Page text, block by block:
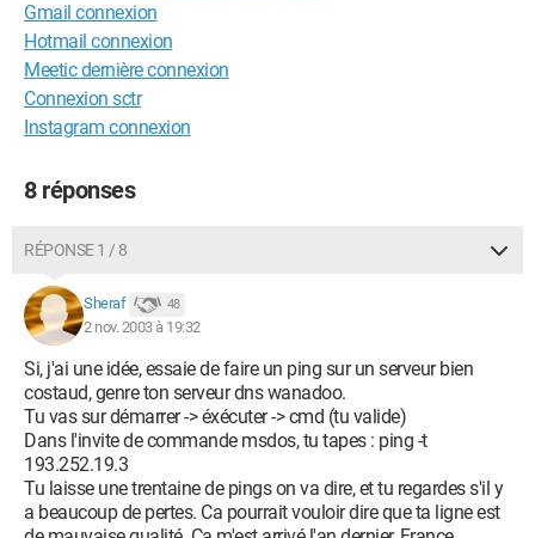
Gmail connexion
Hotmail connexion
Meetic dernière connexion
Connexion sctr
Instagram connexion
8 réponses
RÉPONSE 1 / 8
Sheraf 48
2 nov. 2003 à 19:32
Si, j'ai une idée, essaie de faire un ping sur un serveur bien
costaud, genre ton serveur dns wanadoo.
Tu vas sur démarrer -> éxécuter -> cmd (tu valide)
Dans l'invite de commande msdos, tu tapes : ping -t
193.252.19.3
Tu laisse une trentaine de pings on va dire, et tu regardes s'il y
a beaucoup de pertes. Ca pourrait vouloir dire que ta ligne est